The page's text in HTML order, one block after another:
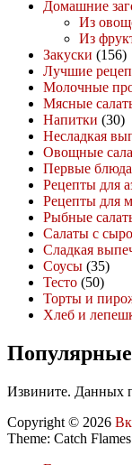
Домашние
Из
Из
Закуски (156)
Лучшие
Молочные
Мясные
Напитки (30)
Несладкая
Овощные
Первые блюда
Рецепты для
Рецепты для
Рыбные
Салаты с
Сладкая
Соусы (35)
Тесто (50)
Торты и
Хлеб и
Извините. Данных
Copyright © 2026
Theme: Catch